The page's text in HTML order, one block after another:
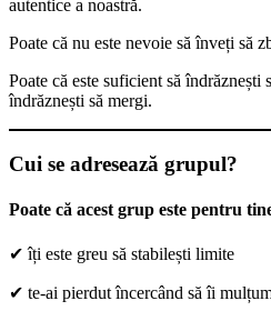
autentice a noastră.
Poate că nu este nevoie să înveți să
Poate că este suficient să îndrăznești
îndrăznești să mergi.
Cui se adresează grupul?
Poate că acest grup este pentru
✔ îți este greu să stabilești limite
✔ te-ai pierdut încercând să îi